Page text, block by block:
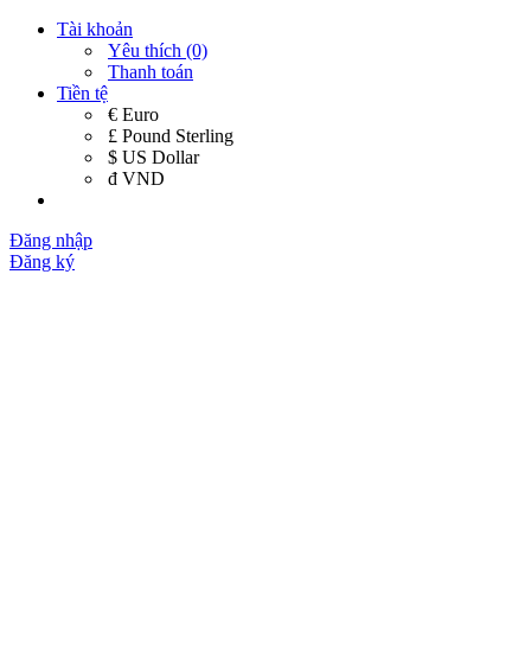
Tài khoản
Yêu thích (0)
Thanh toán
Tiền tệ
€ Euro
£ Pound Sterling
$ US Dollar
đ VND
Đăng nhập
Đăng ký